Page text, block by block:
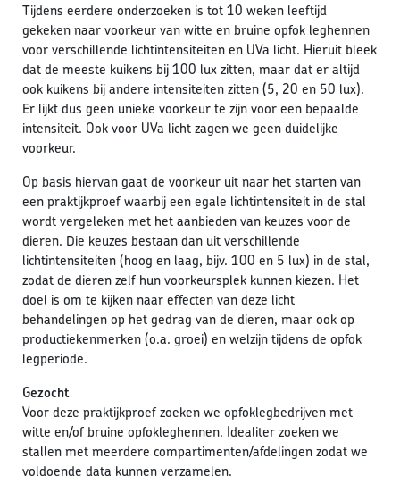
Tijdens eerdere onderzoeken is tot 10 weken leeftijd
gekeken naar voorkeur van witte en bruine opfok leghennen
voor verschillende lichtintensiteiten en UVa licht. Hieruit bleek
dat de meeste kuikens bij 100 lux zitten, maar dat er altijd
ook kuikens bij andere intensiteiten zitten (5, 20 en 50 lux).
Er lijkt dus geen unieke voorkeur te zijn voor een bepaalde
intensiteit. Ook voor UVa licht zagen we geen duidelijke
voorkeur.
Op basis hiervan gaat de voorkeur uit naar het starten van
een praktijkproef waarbij een egale lichtintensiteit in de stal
wordt vergeleken met het aanbieden van keuzes voor de
dieren. Die keuzes bestaan dan uit verschillende
lichtintensiteiten (hoog en laag, bijv. 100 en 5 lux) in de stal,
zodat de dieren zelf hun voorkeursplek kunnen kiezen. Het
doel is om te kijken naar effecten van deze licht
behandelingen op het gedrag van de dieren, maar ook op
productiekenmerken (o.a. groei) en welzijn tijdens de opfok
legperiode.
Gezocht
Voor deze praktijkproef zoeken we opfoklegbedrijven met
witte en/of bruine opfokleghennen. Idealiter zoeken we
stallen met meerdere compartimenten/afdelingen zodat we
voldoende data kunnen verzamelen.